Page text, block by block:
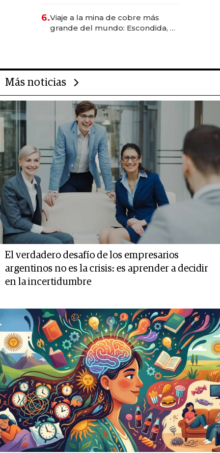
6.Viaje a la mina de cobre más
grande del mundo: Escondida, el
Más noticias
El verdadero desafío de los empresarios
argentinos no es la crisis: es aprender a decidir
en la incertidumbre